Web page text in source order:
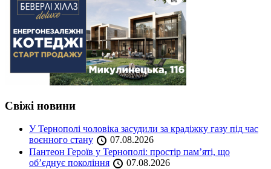
Свіжі новини
У Тернополі чоловіка засудили за крадіжку газу під час
воєнного стану
07.08.2026
Пантеон Героїв у Тернополі: простір пам’яті, що
об’єднує покоління
07.08.2026